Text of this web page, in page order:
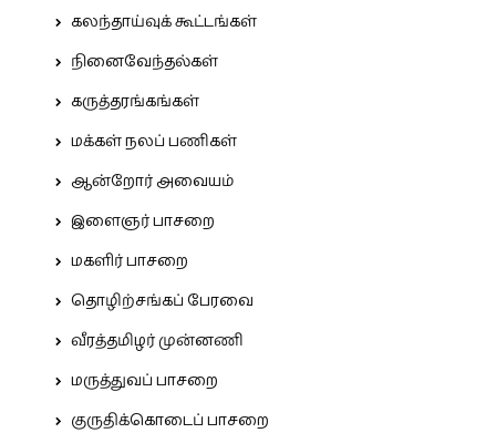
கலந்தாய்வுக் கூட்டங்கள்
நினைவேந்தல்கள்
கருத்தரங்கங்கள்
மக்கள் நலப் பணிகள்
ஆன்றோர் அவையம்
இளைஞர் பாசறை
மகளிர் பாசறை
தொழிற்சங்கப் பேரவை
வீரத்தமிழர் முன்னணி
மருத்துவப் பாசறை
குருதிக்கொடைப் பாசறை